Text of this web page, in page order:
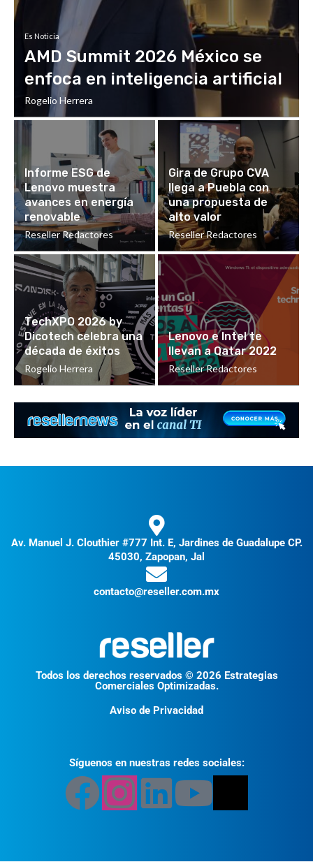
Es Noticia
AMD Summit 2026 México se
enfoca en inteligencia artificial
Rogelio Herrera
Informe ESG de
Lenovo muestra
avances en energía
renovable
Reseller Redactores
Gira de Grupo CVA
llega a Puebla con
una propuesta de
alto valor
Reseller Redactores
TechXPO 2026 by
Dicotech celebra una
década de éxitos
Rogelio Herrera
Lenovo e Intel te
llevan a Qatar 2022
Reseller Redactores
Av. Manuel J. Clouthier #777 Int. E, Jardines de Guadalupe CP.
45030, Zapopan, Jal
contacto@reseller.com.mx
Todos los derechos reservados © 2026 Estrategias
Comerciales Optimizadas.
Aviso de Privacidad
Síguenos en nuestras redes sociales: